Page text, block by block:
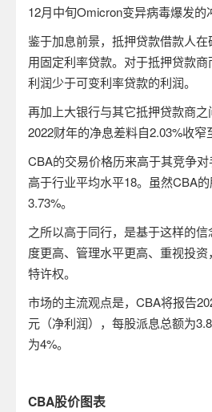
12月中旬Omicron变异病毒爆发的
鉴于加息前景，抵押贷款借款人
用固定利率贷款。对于抵押贷款
利润少于可变利率贷款的利润。
再加上大银行与其它抵押贷款商之
2022财年的净息差料自2.03%收窄
CBA的交易价格历来高于其竞争
高于行业平均水平18。虽然CBA
3.73%。
之所以高于同行，是基于这样的信
度更高、管理水平更高、重视投
特许权。
市场的主流观点是， CBA将报告
元（净利润），每股派息总额为
为4%。
CBA股价图表